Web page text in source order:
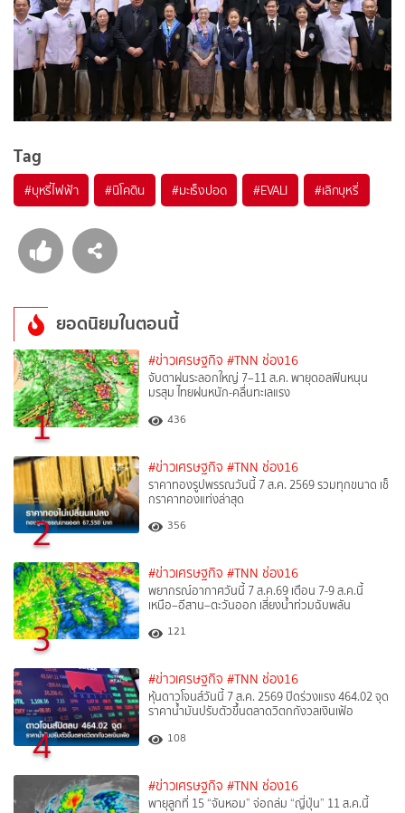
Tag
#บุหรี่ไฟฟ้า #นิโคติน #มะเร็งปอด #EVALI #เลิกบุหรี่
ยอดนิยมในตอนนี้
1
#ข่าวเศรษฐกิจ #TNN ช่อง16
จับตาฝนระลอกใหญ่ 7–11 ส.ค. พายุดอลฟินหนุน
มรสุม ไทยฝนหนัก-คลื่นทะเลแรง
436
2
#ข่าวเศรษฐกิจ #TNN ช่อง16
ราคาทองรูปพรรณวันนี้ 7 ส.ค. 2569 รวมทุกขนาด เช็
กราคาทองแท่งล่าสุด
356
3
#ข่าวเศรษฐกิจ #TNN ช่อง16
พยากรณ์อากาศวันนี้ 7 ส.ค.69 เตือน 7-9 ส.ค.นี้
เหนือ–อีสาน–ตะวันออก เสี่ยงน้ำท่วมฉับพลัน
121
4
#ข่าวเศรษฐกิจ #TNN ช่อง16
หุ้นดาวโจนส์วันนี้ 7 ส.ค. 2569 ปิดร่วงแรง 464.02 จุด
ราคาน้ำมันปรับตัวขึ้นตลาดวิตกกังวลเงินเฟ้อ
108
#ข่าวเศรษฐกิจ #TNN ช่อง16
พายุลูกที่ 15 “จันหอม” จ่อถล่ม “ญี่ปุ่น” 11 ส.ค.นี้